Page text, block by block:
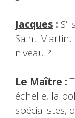
Jacques :
Saint
niveau ?
Le Maître :
échelle, la
spécialistes,